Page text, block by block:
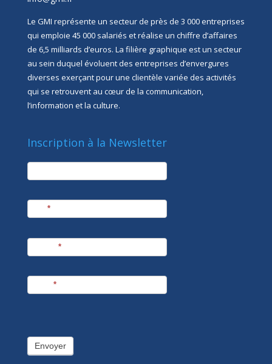
Le GMI représente un secteur de près de 3 000 entreprises
qui emploie 45 000 salariés et réalise un chiffre d’affaires
de 6,5 milliards d’euros. La filière graphique est un secteur
au sein duquel évoluent des entreprises d’envergures
diverses exerçant pour une clientèle variée des activités
qui se retrouvent au cœur de la communication,
l’information et la culture.
Inscription à la Newsletter
newsletter
*
*
*
Envoyer